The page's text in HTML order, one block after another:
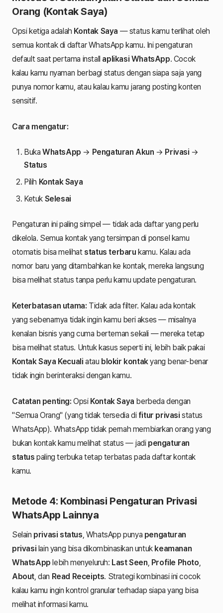
Orang (Kontak Saya)
Opsi ketiga adalah Kontak Saya — status kamu terlihat oleh
semua kontak di daftar WhatsApp kamu. Ini pengaturan
default saat pertama install aplikasi WhatsApp. Cocok
kalau kamu nyaman berbagi status dengan siapa saja yang
punya nomor kamu, atau kalau kamu jarang posting konten
sensitif.
Cara mengatur:
Buka WhatsApp → Pengaturan Akun → Privasi →
Status
Pilih Kontak Saya
Ketuk Selesai
Pengaturan ini paling simpel — tidak ada daftar yang perlu
dikelola. Semua kontak yang tersimpan di ponsel kamu
otomatis bisa melihatstatus terbaru kamu. Kalau ada
nomor baru yang ditambahkan ke kontak, mereka langsung
bisa melihat status tanpa perlu kamu update pengaturan.
Keterbatasan utama: Tidak ada filter. Kalau ada kontak
yang sebenarnya tidak ingin kamu beri akses — misalnya
kenalan bisnis yang cuma berteman sekali — mereka tetap
bisa melihat status. Untuk kasus seperti ini, lebih baik pakai
Kontak Saya Kecuali atau blokir kontakyang benar-benar
tidak ingin berinteraksi dengan kamu.
Catatan penting: Opsi Kontak Saya berbeda dengan
"Semua Orang" (yang tidak tersedia di fitur privasi status
WhatsApp). WhatsApp tidak pernah membiarkan orang yang
bukan kontak kamu melihat status — jadi pengaturan
status paling terbuka tetap terbatas pada daftar kontak
kamu.
Metode 4: Kombinasi Pengaturan Privasi
WhatsApp Lainnya
Selain privasi status, WhatsApp punya pengaturan
privasi lain yang bisa dikombinasikan untuk keamanan
WhatsApp lebih menyeluruh: Last Seen, Profile Photo,
About, dan Read Receipts. Strategi kombinasi ini cocok
kalau kamu ingin kontrol granular terhadap siapa yang bisa
melihat informasi kamu.